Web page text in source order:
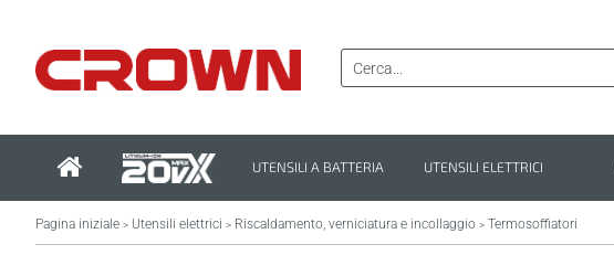
UTENSILI A BATTERIA UTENSILI ELETTRICI
Pagina iniziale > Utensili elettrici > Riscaldamento, verniciatura e incollaggio > Termosoffiatori